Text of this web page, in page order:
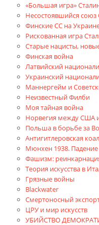
«Большая игра»
Несостоявшийся союз
Финские СС на
Рискованная игра
Старые нацисты,
Финская война
Латвийский
Украинский
Маннергейм и
Неизвестный Филби
Моя тайная война
Норвегия между США
Польша в борьбе за
Антигитлеровская
Мюнхен 1938.
Фашизм:
Теория искусства в
Грязные войны
Blackwater
Смертоносный
ЦРУ и мир искусств
УБИЙСТВО